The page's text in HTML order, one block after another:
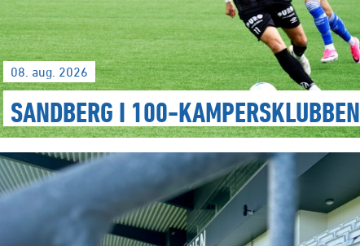
08. aug. 2026
SANDBERG I 100-KAMPERSKLUBBEN